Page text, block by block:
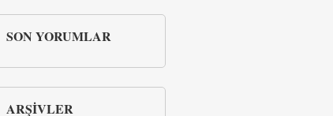
SON YORUMLAR
ARŞIVLER